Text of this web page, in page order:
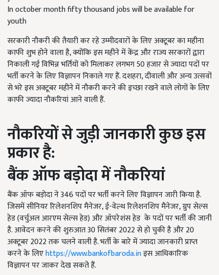
In october month fifty thousand jobs will be available for
youth
सरकारी नौकरी की तैयारी कर रहे उम्मीदवारों के लिए अक्टूबर का महीना
काफी शुभ होने वाला है, क्योंकि इस महीने में केंद्र और राज्य सरकारों द्वारा
निकाली गई विभिन्न भर्तियों को मिलाकर लगभग 50 हजार से ज्यादा पदों पर
भर्ती करने के लिए विज्ञापन निकाले गए हैं. दशहरा, दीवाली और अन्य उत्सवों
से भरे इस अक्टूबर महीने में नौकरी करने की इच्छा रखने वाले लोगों के लिए
काफी ज्यादा नौकरियां आने वाली हैं.
नौकरियों से जुड़ी जानकारी कुछ इस
प्रकार है:
बैंक ऑफ बड़ोदा में नौकरियां
बैंक ऑफ बड़ोदा ने 346 पदों पर भर्ती करने लिए विज्ञापन जारी किया है.
जिसमें सीनियर रिलेशनशिप मैनेजर, ई-वेल्थ रिलेशनशिप मैनेजर, ग्रुप सेल्स
हेड (वर्चुअल आरएम सेल्स हेड) और ऑपरेशंस हेड के पदों पर भर्ती की जानी
है. आवेदन करने की शुरुआत 30 सितंबर 2022 से हो चुकी है और 20
अक्टूबर 2022 तक चलने वाली है. भर्ती के बारे में ज्यादा जानकारी प्राप्त
करने के लिएhttps://www.bankofbaroda.inइस आधिकारिक
विज्ञापन पर जाकर देख सकते हैं.